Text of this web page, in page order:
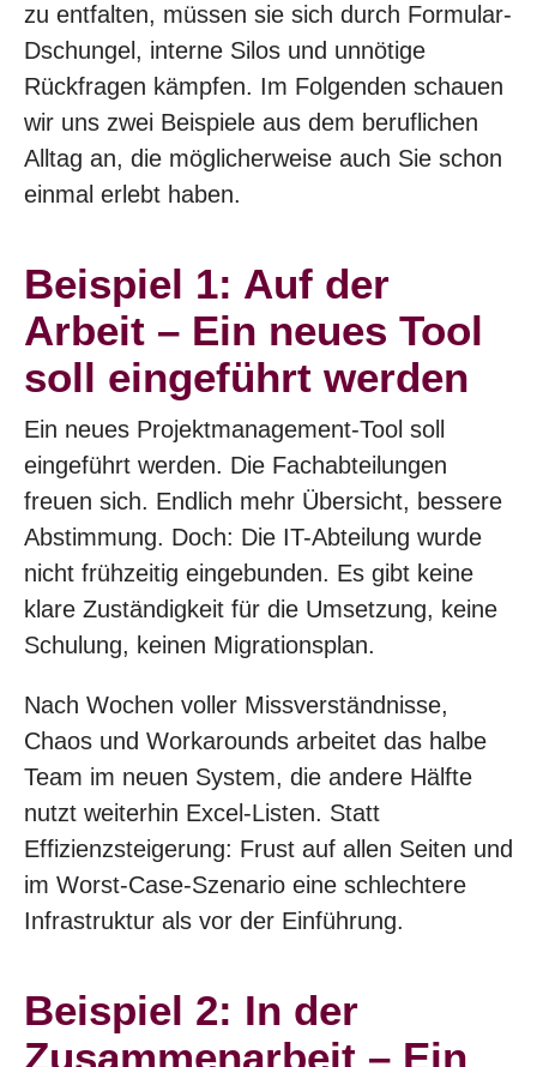
zu entfalten, müssen sie sich durch Formular-
Dschungel, interne Silos und unnötige
Rückfragen kämpfen. Im Folgenden schauen
wir uns zwei Beispiele aus dem beruflichen
Alltag an, die möglicherweise auch Sie schon
einmal erlebt haben.
Beispiel 1: Auf der
Arbeit – Ein neues Tool
soll eingeführt werden
Ein neues Projektmanagement-Tool soll
eingeführt werden. Die Fachabteilungen
freuen sich. Endlich mehr Übersicht, bessere
Abstimmung. Doch: Die IT-Abteilung wurde
nicht frühzeitig eingebunden. Es gibt keine
klare Zuständigkeit für die Umsetzung, keine
Schulung, keinen Migrationsplan.
Nach Wochen voller Missverständnisse,
Chaos und Workarounds arbeitet das halbe
Team im neuen System, die andere Hälfte
nutzt weiterhin Excel-Listen. Statt
Effizienzsteigerung: Frust auf allen Seiten und
im Worst-Case-Szenario eine schlechtere
Infrastruktur als vor der Einführung.
Beispiel 2: In der
Zusammenarbeit – Ein